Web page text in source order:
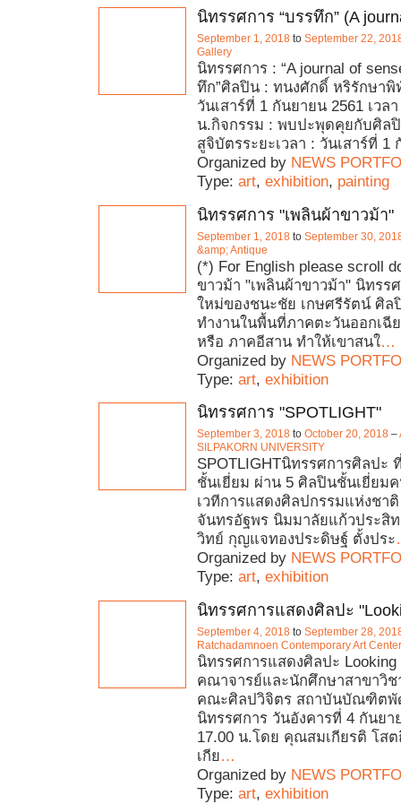
นิทรรศการ “บรรทึก” (A
September 1, 2018 to September 22,
Gallery
นิทรรศการ : “A journal of
ทึก”ศิลปิน : ทนงศักดิ์ หริรักษาพิ
วันเสาร์ที่ 1 กันยายน 2561 เวล
น.กิจกรรม : พบปะพุดคุยกับศิล
สูจิบัตรระยะเวลา : วันเสาร์ที่ 1
Organized by NEWS
Type: art, exhibition, painting
นิทรรศการ "เพลินผ้าขาวม้า"
September 1, 2018 to September 30,
&amp; Antique
(*) For English please scroll
ขาวม้า "เพลินผ้าขาวม้า" นิทรร
ใหม่ของชนะชัย เกษศรีรัตน์ ศิ
ทำงานในพื้นที่ภาคตะวันออกเฉี
หรือ ภาคอีสาน ทำให้เขาสนใ…
Organized by NEWS
Type: art, exhibition
นิทรรศการ "SPOTLIGHT"
September 3, 2018 to October 20, 2018 –
SILPAKORN UNIVERSITY
SPOTLIGHTนิทรรศการศิลปะ
ชั้นเยี่ยม ผ่าน 5 ศิลปินชั้นเยี่ยม
เวทีการแสดงศิลปกรรมแห่งชา
จันทรอัฐพร นิมมาลัยแก้วประสิ
วิทย์ กุญแจทองประดิษฐ์ ตั้งประ
Organized by NEWS
Type: art, exhibition
นิทรรศการแสดงศิลปะ
September 4, 2018 to September 28,
Ratchadamnoen Contemporary Art Center
นิทรรศการแสดงศิลปะ Looking
คณาจารย์และนักศึกษาสาขาวิ
คณะศิลปวิจิตร สถาบันบัณฑิต
นิทรรศการ วันอังคารที่ 4 กันยา
17.00 น.โดย คุณสมเกียรติ โส
เกีย…
Organized by NEWS
Type: art, exhibition